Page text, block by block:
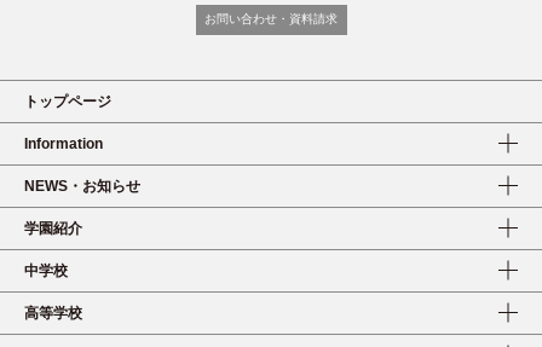
お問い合わせ・資料請求
トップページ
Information
NEWS・お知らせ
学園紹介
中学校
高等学校